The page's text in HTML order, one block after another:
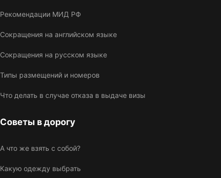
Рекомендации МИД РФ
Сокращения на английском языке
Сокращения на русском языке
Типы размещений и номеров
Что делать в случае отказа в выдаче визы
Советы в дорогу
А что же взять с собой?
Какую одежду выбрать